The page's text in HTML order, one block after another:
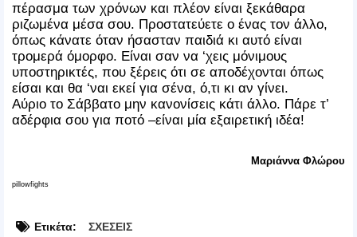
πέρασμα των χρόνων και πλέον είναι ξεκάθαρα
ριζωμένα μέσα σου. Προστατεύετε ο ένας τον άλλο,
όπως κάνατε όταν ήσασταν παιδιά κι αυτό είναι
τρομερά όμορφο. Είναι σαν να ‘χεις μόνιμους
υποστηρικτές, που ξέρεις ότι σε αποδέχονται όπως
είσαι και θα ‘ναι εκεί για σένα, ό,τι κι αν γίνει.
Αύριο το Σάββατο μην κανονίσεις κάτι άλλο. Πάρε τ’
αδέρφια σου για ποτό –είναι μία εξαιρετική ιδέα!
Μαριάννα Φλώρου
pillowfights
Ετικέτα: ΣΧΕΣΕΙΣ